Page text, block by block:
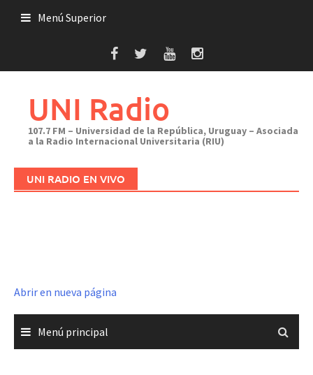
Menú Superior
UNI Radio
107.7 FM – Universidad de la República, Uruguay – Asociada
a la Radio Internacional Universitaria (RIU)
UNI RADIO EN VIVO
Abrir en nueva página
Menú principal